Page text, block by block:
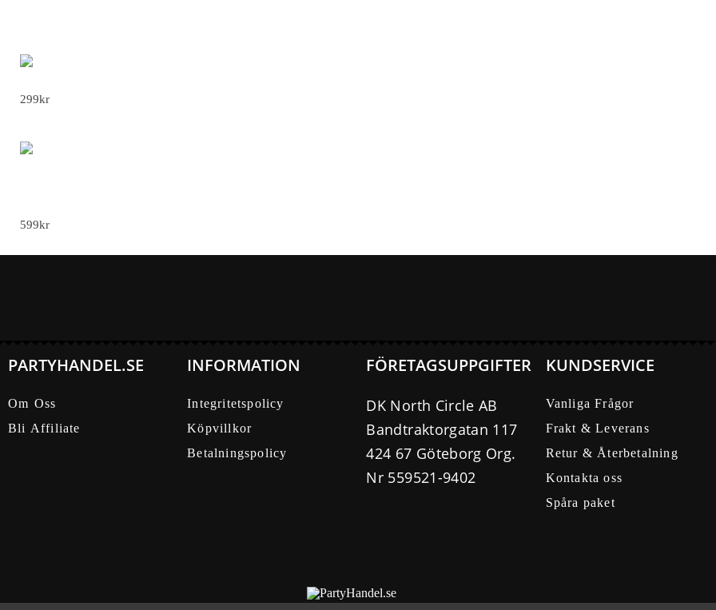
299kr
599kr
PARTYHANDEL.SE
Om Oss
Bli Affiliate
INFORMATION
Integritetspolicy
Köpvillkor
Betalningspolicy
FÖRETAGSUPPGIFTER
DK North Circle AB
Bandtraktorgatan 117
424 67 Göteborg Org.
Nr 559521-9402
KUNDSERVICE
Vanliga Frågor
Frakt & Leverans
Retur & Återbetalning
Kontakta oss
Spåra paket